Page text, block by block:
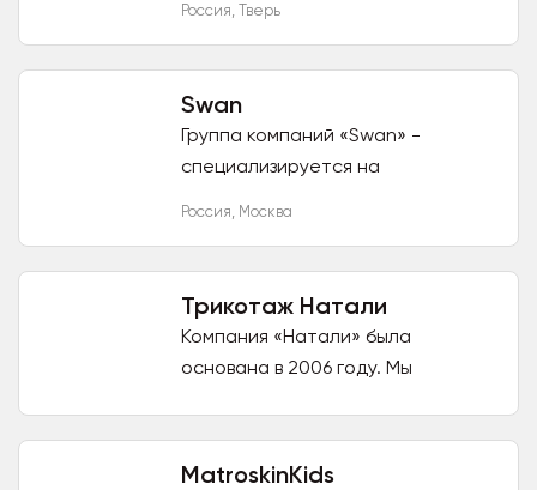
высококачественного трикотажа
Россия, Тверь
Swan
Группа компаний «Swan» -
специализируется на
Россия, Москва
Трикотаж Натали
Компания «Натали» была
основана в 2006 году. Мы
огромное количество различных
MatroskinKids